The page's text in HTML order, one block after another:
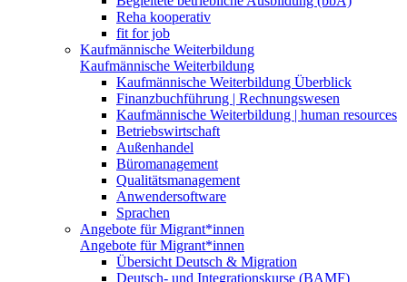
Reha kooperativ
fit for job
Kaufmännische Weiterbildung
Kaufmännische Weiterbildung
Kaufmännische Weiterbildung Überblick
Finanzbuchführung | Rechnungswesen
Kaufmännische Weiterbildung | human resources
Betriebswirtschaft
Außenhandel
Büromanagement
Qualitätsmanagement
Anwendersoftware
Sprachen
Angebote für Migrant*innen
Angebote für Migrant*innen
Übersicht Deutsch & Migration
Deutsch- und Integrationskurse (BAMF)